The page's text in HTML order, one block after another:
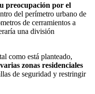
preocupación por el
del perímetro urbano de
de cerramientos a
una división
como está planteado,
zonas residenciales
de seguridad y restringir